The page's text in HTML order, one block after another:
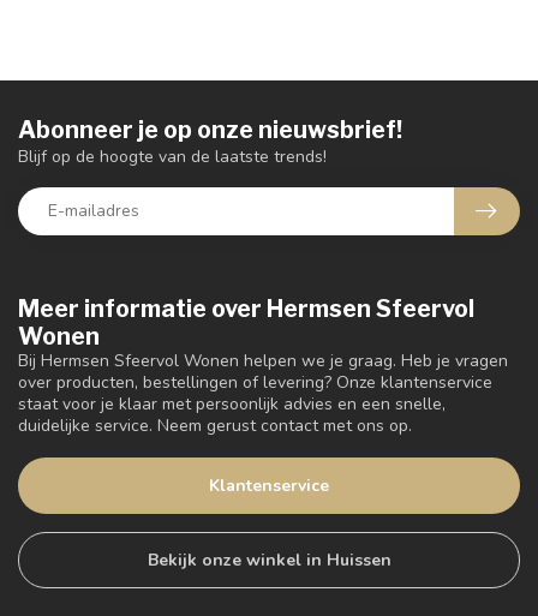
Meer informatie over Hermsen Sfeervol
Wonen
Bij Hermsen Sfeervol Wonen helpen we je graag. Heb je vragen
over producten, bestellingen of levering? Onze klantenservice
staat voor je klaar met persoonlijk advies en een snelle,
duidelijke service. Neem gerust contact met ons op.
Klantenservice
Bekijk onze winkel in Huissen
Abonneer je op onze nieuwsbrief!
Blijf op de hoogte van de laatste trends!